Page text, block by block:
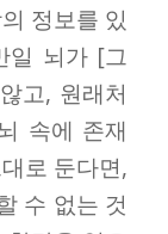
정보를 있
일 뇌가 [그
고, 원래처
속에 존재
로 둔다면,
수 없는 것